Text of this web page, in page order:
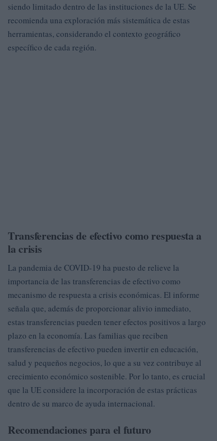
siendo limitado dentro de las instituciones de la UE. Se
recomienda una exploración más sistemática de estas
herramientas, considerando el contexto geográfico
específico de cada región.
Transferencias de efectivo como respuesta a
la crisis
La pandemia de COVID-19 ha puesto de relieve la
importancia de las transferencias de efectivo como
mecanismo de respuesta a crisis económicas. El informe
señala que, además de proporcionar alivio inmediato,
estas transferencias pueden tener efectos positivos a largo
plazo en la economía. Las familias que reciben
transferencias de efectivo pueden invertir en educación,
salud y pequeños negocios, lo que a su vez contribuye al
crecimiento económico sostenible. Por lo tanto, es crucial
que la UE considere la incorporación de estas prácticas
dentro de su marco de ayuda internacional.
Recomendaciones para el futuro